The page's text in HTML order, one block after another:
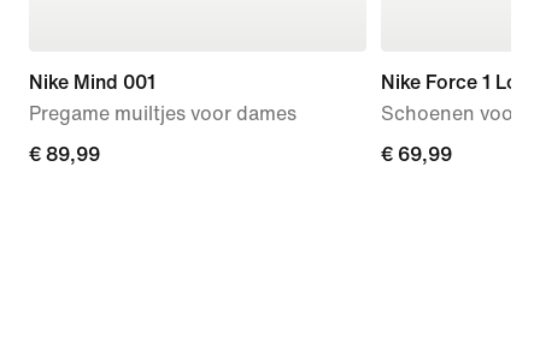
Nike Mind 001
Pregame muiltjes voor dames
€ 89,99
€ 89,99
Nike Force 1 Low
Schoenen voor
€ 69,99
€ 69,99